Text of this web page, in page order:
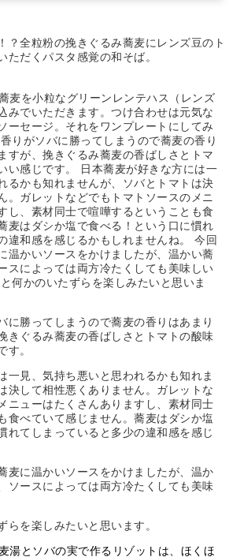
？全粒粉の挽きぐるみ蕎麦にレンズ豆のト
ただくパスタ感覚の和そば。
を小粒なグリーンレンテハス（レンズ
みでいただきます。つけ合わせは元気な
ーセージ。それをワンプレートにしてみ
に勝ってしまうので蕎麦の香りはあまり
きぐるみ蕎麦の香ばしさとトマトの酸味
す。
一見、気持ち悪いと思われるかも知れま
決して相性悪くありません。ガレットな
ニューはたくさんありますし、素材同士
食べていて感じません。蕎麦はダシか塩
れてしまっていると多少の違和感を感じ
麦に温かいソースをかけましたが、温か
ソースによっては両方冷たくしても美味
らを楽しみたいと思います。